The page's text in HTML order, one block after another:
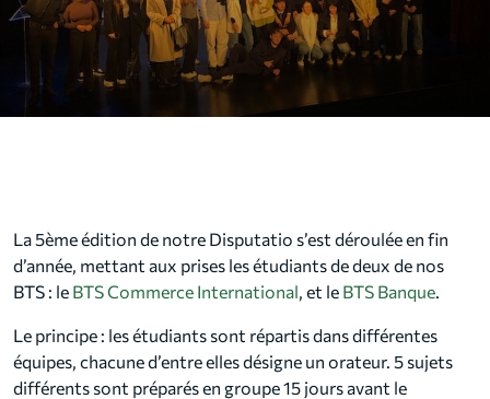
La 5ème édition de notre Disputatio s’est déroulée en fin
d’année, mettant aux prises les étudiants de deux de nos
BTS : le BTS Commerce International, et le BTS Banque.
Le principe : les étudiants sont répartis dans différentes
équipes, chacune d’entre elles désigne un orateur. 5 sujets
différents sont préparés en groupe 15 jours avant le